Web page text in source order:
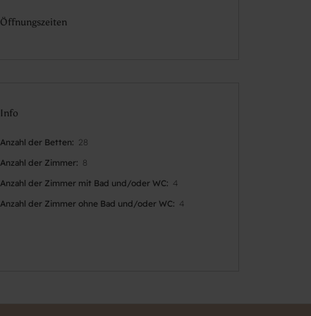
Öffnungszeiten
Info
Anzahl der Betten
28
Anzahl der Zimmer
8
Anzahl der Zimmer mit Bad und/oder WC
4
Anzahl der Zimmer ohne Bad und/oder WC
4